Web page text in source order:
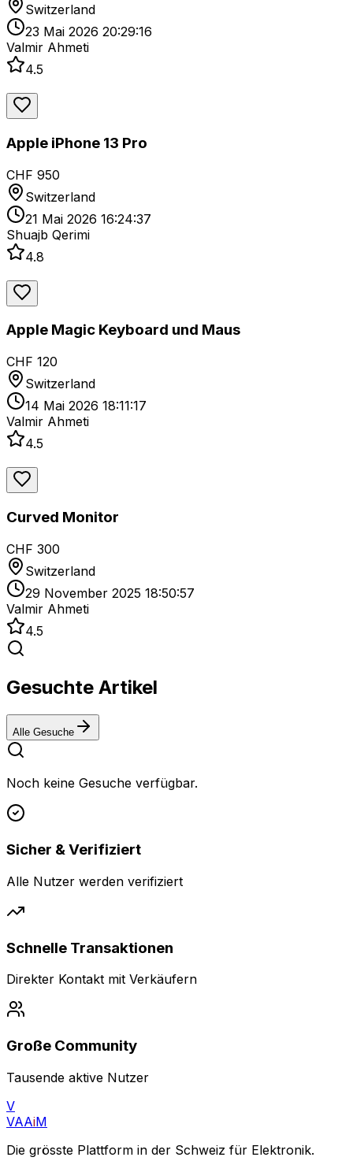
Switzerland
23 Mai 2026 20:29:16
Valmir Ahmeti
4.5
Apple iPhone 13 Pro
CHF 950
Switzerland
21 Mai 2026 16:24:37
Shuajb Qerimi
4.8
Apple Magic Keyboard und Maus
CHF 120
Switzerland
14 Mai 2026 18:11:17
Valmir Ahmeti
4.5
Curved Monitor
CHF 300
Switzerland
29 November 2025 18:50:57
Valmir Ahmeti
4.5
Gesuchte Artikel
Alle Gesuche
Noch keine Gesuche verfügbar.
Sicher & Verifiziert
Alle Nutzer werden verifiziert
Schnelle Transaktionen
Direkter Kontakt mit Verkäufern
Große Community
Tausende aktive Nutzer
V
VAAiM
Die grösste Plattform in der Schweiz für Elektronik.